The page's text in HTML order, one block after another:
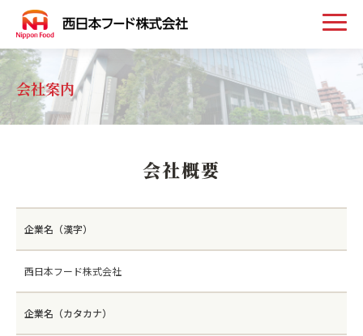
トップ
取扱い商品
会社案内
会社案内
会社概要
企業名（漢字）
西日本フード株式会社
企業名（カタカナ）